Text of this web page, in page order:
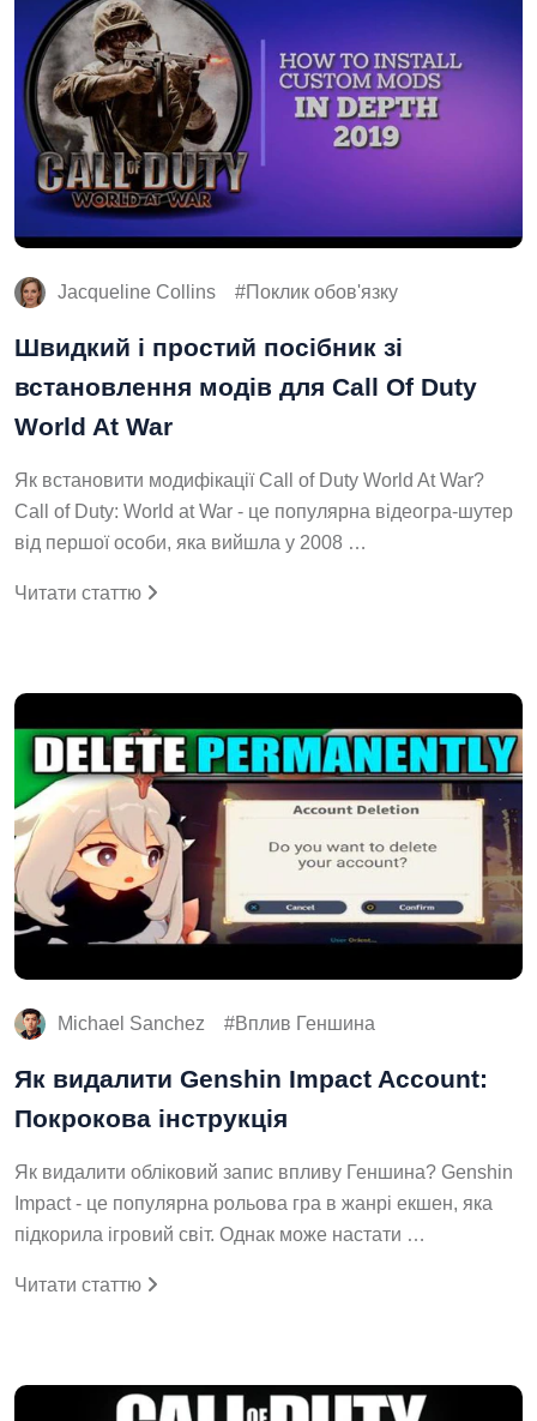
Jacqueline Collins Поклик обов'язку
Швидкий і простий посібник зі
встановлення модів для Call Of Duty
World At War
Як встановити модифікації Call of Duty World At War?
Call of Duty: World at War - це популярна відеогра-шутер
від першої особи, яка вийшла у 2008 …
Читати статтю
Michael Sanchez Вплив Геншина
Як видалити Genshin Impact Account:
Покрокова інструкція
Як видалити обліковий запис впливу Геншина? Genshin
Impact - це популярна рольова гра в жанрі екшен, яка
підкорила ігровий світ. Однак може настати …
Читати статтю